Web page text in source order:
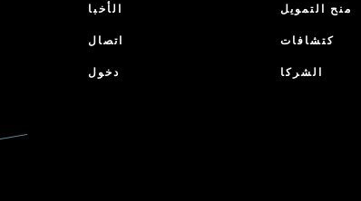
الأخبا
اتصال
دخول
منح التمويل
كتشافات
الشركا